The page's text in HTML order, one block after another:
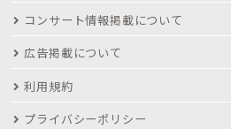
コンサート情報掲載について
広告掲載について
利用規約
プライバシーポリシー